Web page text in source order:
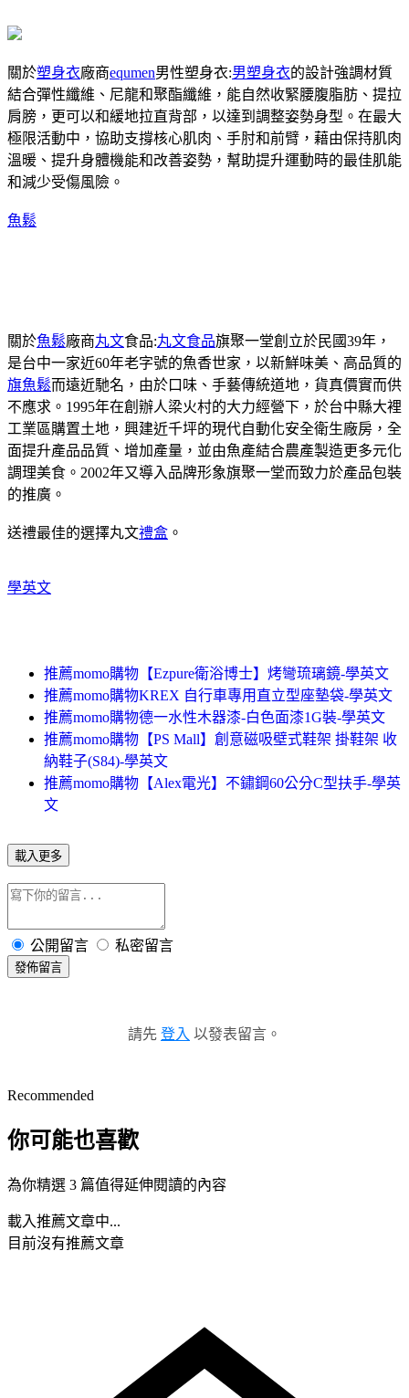
關於塑身衣廠商equmen男性塑身衣:男塑身衣的設計強調材質
結合彈性纖維、尼龍和聚酯纖維，能自然收緊腰腹脂肪、提拉
肩膀，更可以和緩地拉直背部，以達到調整姿勢身型。在最大
極限活動中，協助支撐核心肌肉、手肘和前臂，藉由保持肌肉
溫暖、提升身體機能和改善姿勢，幫助提升運動時的最佳肌能
和減少受傷風險。
魚鬆
關於魚鬆廠商丸文食品:丸文食品旗聚一堂創立於民國39年，
是台中一家近60年老字號的魚香世家，以新鮮味美、高品質的
旗魚鬆而遠近馳名，由於口味、手藝傳統道地，貨真價實而供
不應求。1995年在創辦人梁火村的大力經營下，於台中縣大裡
工業區購置土地，興建近千坪的現代自動化安全衛生廠房，全
面提升產品品質、增加產量，並由魚產結合農產製造更多元化
調理美食。2002年又導入品牌形象旗聚一堂而致力於產品包裝
的推廣。
送禮最佳的選擇丸文禮盒 。
學英文
推薦momo購物【Ezpure衛浴博士】烤彎琉璃鏡-學英文
推薦momo購物KREX 自行車專用直立型座墊袋-學英文
推薦momo購物德一水性木器漆-白色面漆1G裝-學英文
推薦momo購物【PS Mall】創意磁吸壁式鞋架 掛鞋架 收
納鞋子(S84)-學英文
推薦momo購物【Alex電光】不鏽鋼60公分C型扶手-學英
文
載入更多
公開留言 私密留言
發佈留言
請先 登入 以發表留言。
Recommended
你可能也喜歡
為你精選 3 篇值得延伸閱讀的內容
載入推薦文章中...
目前沒有推薦文章